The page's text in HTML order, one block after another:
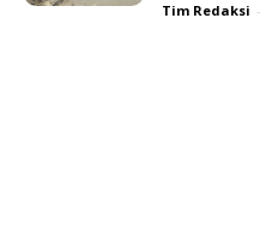
Tim Redaksi -